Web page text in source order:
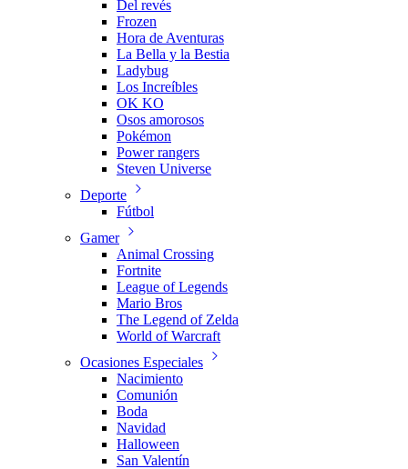
Del revés
Frozen
Hora de Aventuras
La Bella y la Bestia
Ladybug
Los Increíbles
OK KO
Osos amorosos
Pokémon
Power rangers
Steven Universe
Deporte
Fútbol
Gamer
Animal Crossing
Fortnite
League of Legends
Mario Bros
The Legend of Zelda
World of Warcraft
Ocasiones Especiales
Nacimiento
Comunión
Boda
Navidad
Halloween
San Valentín